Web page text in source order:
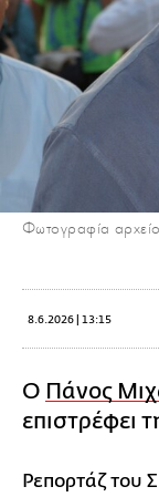
Φωτογραφία
8.6.2026 | 13:15
Ο Πάνος
επιστρέφει
Ρεπορτάζ του